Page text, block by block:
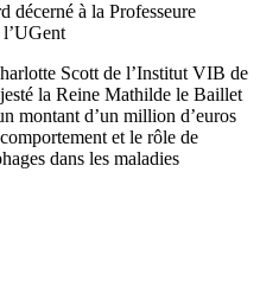
à la Professeure
Scott de l’Institut VIB de
la Reine Mathilde le Baillet
montant d’un million d’euros
et le rôle de
dans les maladies